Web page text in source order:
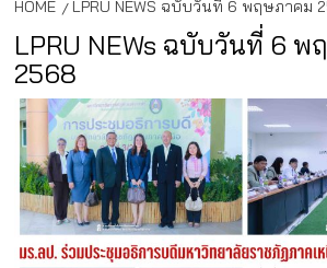
HOME LPRU NEWS ฉบับวันที่ 6 พฤษภาคม
LPRU NEWs ฉบับวันที่ 6 พ
2568